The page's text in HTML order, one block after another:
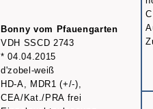
Bonny vom Pfauengarten
VDH SSCD 2743
* 04.04.2015
d'zobel-weiß
HD-A, MDR1 (+/-),
CEA/Kat./PRA frei